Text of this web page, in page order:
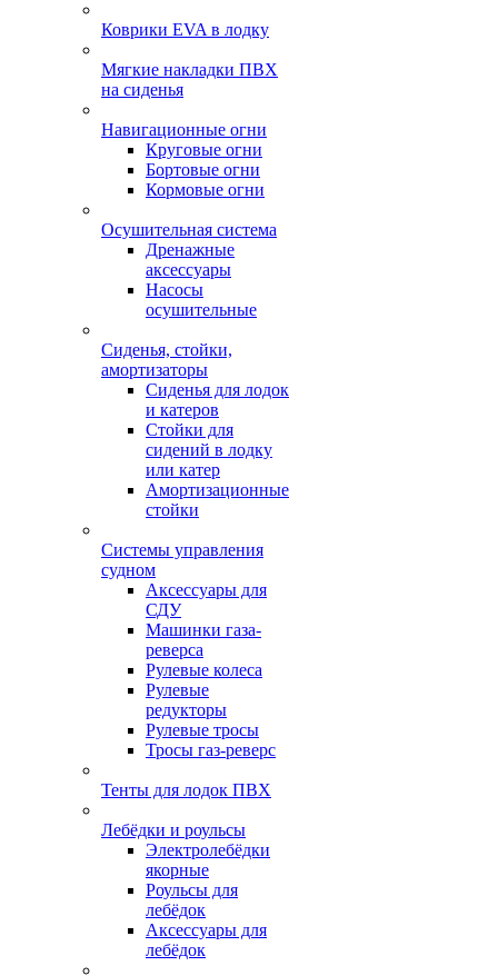
Коврики EVA в лодку
Мягкие накладки ПВХ
на сиденья
Навигационные огни
Круговые огни
Бортовые огни
Кормовые огни
Осушительная система
Дренажные
аксессуары
Насосы
осушительные
Сиденья, стойки,
амортизаторы
Сиденья для лодок
и катеров
Стойки для
сидений в лодку
или катер
Амортизационные
стойки
Системы управления
судном
Аксессуары для
СДУ
Машинки газа-
реверса
Рулевые колеса
Рулевые
редукторы
Рулевые тросы
Тросы газ-реверс
Тенты для лодок ПВХ
Лебёдки и роульсы
Электролебёдки
якорные
Роульсы для
лебёдок
Аксессуары для
лебёдок